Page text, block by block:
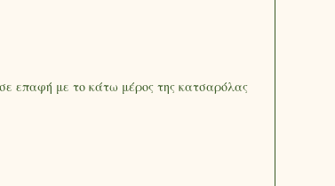
επαφή με το κάτω μέρος της κατσαρόλας